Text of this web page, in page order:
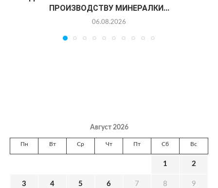
ПРОИЗВОДСТВУ МИНЕРАЛКИ...
06.08.2026
Август 2026
Пн Вт Ср Чт Пт Сб Вс
1 2
3 4 5 6 7 8 9